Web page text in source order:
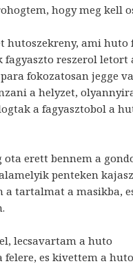
hogy meg kell
hutoszekreny, ami huto
fagyaszto reszerol letort
fokozatosan jegge
a helyzet,
a fagyasztobol a
ota erett bennem a
penteken
a tartalmat a masikba,
lecsavartam a huto
felere, es kivettem a huto